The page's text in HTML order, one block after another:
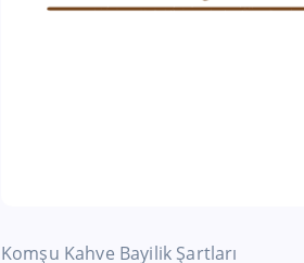
Komşu Kahve Bayilik Şartları